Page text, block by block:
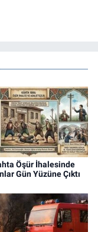
Öşür İhalesinde
Gün Yüzüne Çıktı